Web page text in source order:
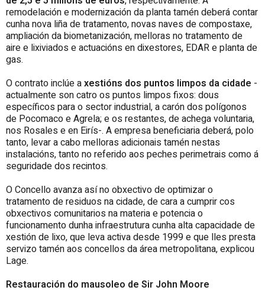
remodelación e modernización da planta tamén deberá contar
cunha nova liña de tratamento, novas naves de compostaxe,
ampliación da biometanización, melloras no tratamento de
aire e lixiviados e actuacións en dixestores, EDAR e planta de
gas.
O contrato inclúe axestións dos puntos limpos da cidade -
actualmente son catro os puntos limpos fixos: dous
específicos para o sector industrial, a carón dos polígonos
de Pocomaco e Agrela; e os restantes, de achega voluntaria,
nos Rosales e en Eirís-. A empresa beneficiaria deberá, polo
tanto, levar a cabo melloras adicionais tamén nestas
instalacións, tanto no referido aos peches perimetrais como á
seguridade dos recintos.
O Concello avanza así no obxectivo de optimizar o
tratamento de residuos na cidade, de cara a cumprir cos
obxectivos comunitarios na materia e potencia o
funcionamento dunha infraestrutura cunha alta capacidade de
xestión de lixo, que leva activa desde 1999 e que lles presta
servizo tamén aos concellos da área metropolitana, explicou
Lage.
Restauración do mausoleo de Sir John Moore